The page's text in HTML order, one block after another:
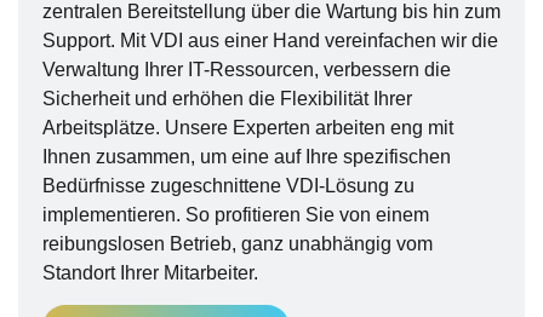
zentralen Bereitstellung über die Wartung bis hin zum
Support. Mit VDI aus einer Hand vereinfachen wir die
Verwaltung Ihrer IT-Ressourcen, verbessern die
Sicherheit und erhöhen die Flexibilität Ihrer
Arbeitsplätze. Unsere Experten arbeiten eng mit
Ihnen zusammen, um eine auf Ihre spezifischen
Bedürfnisse zugeschnittene VDI-Lösung zu
implementieren. So profitieren Sie von einem
reibungslosen Betrieb, ganz unabhängig vom
Standort Ihrer Mitarbeiter.